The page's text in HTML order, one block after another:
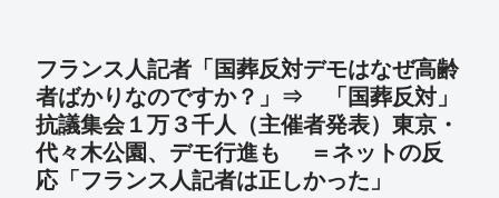
フランス人記者「国葬反対デモはなぜ高齢
者ばかりなのですか？」⇒ 「国葬反対」
抗議集会１万３千人（主催者発表）東京・
代々木公園、デモ行進も ＝ネットの反
応「フランス人記者は正しかった」